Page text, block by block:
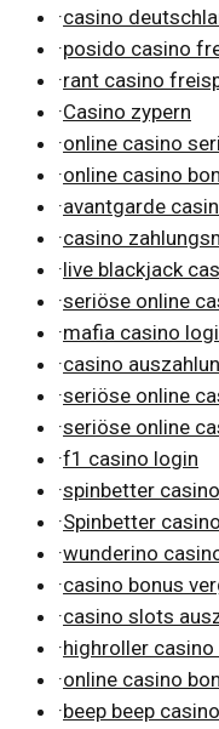
·casino
·posido casino
·rant casino
·Casino zypern
·online casino
·online casino
·avantgarde
·casino
·live blackjack
·seriöse online
·mafia casino
·casino
·seriöse online
·seriöse online
·f1 casino login
·spinbetter casino
·Spinbetter casino
·wunderino
·casino bonus
·casino slots
·highroller casino
·online casino
·beep beep